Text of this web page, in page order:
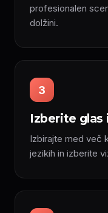
profesionalen
dolžini.
3
Izberite glas
Izbirajte med več
jezikih in izberite